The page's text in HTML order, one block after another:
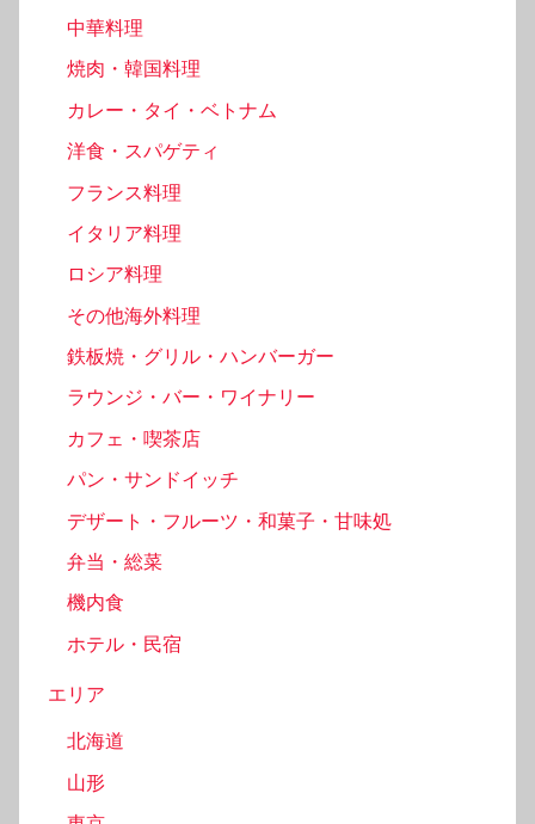
中華料理
焼肉・韓国料理
カレー・タイ・ベトナム
洋食・スパゲティ
フランス料理
イタリア料理
ロシア料理
その他海外料理
鉄板焼・グリル・ハンバーガー
ラウンジ・バー・ワイナリー
カフェ・喫茶店
パン・サンドイッチ
デザート・フルーツ・和菓子・甘味処
弁当・総菜
機内食
ホテル・民宿
エリア
北海道
山形